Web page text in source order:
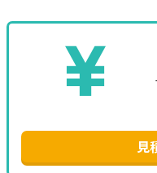
見